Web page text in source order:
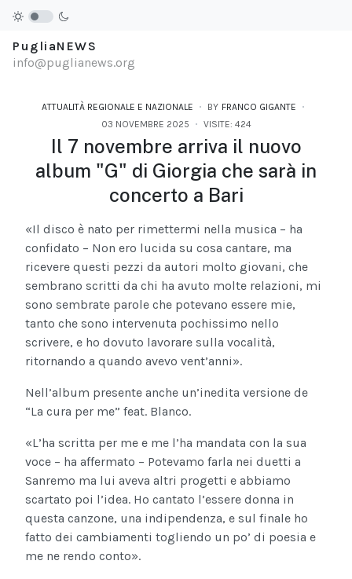
PugliaNEWS
info@puglianews.org
ATTUALITÀ REGIONALE E NAZIONALE BY FRANCO GIGANTE
03 NOVEMBRE 2025
VISITE: 424
Il 7 novembre arriva il nuovo
album "G" di Giorgia che sarà in
concerto a Bari
«Il disco è nato per rimettermi nella musica – ha
confidato – Non ero lucida su cosa cantare, ma
ricevere questi pezzi da autori molto giovani, che
sembrano scritti da chi ha avuto molte relazioni, mi
sono sembrate parole che potevano essere mie,
tanto che sono intervenuta pochissimo nello
scrivere, e ho dovuto lavorare sulla vocalità,
ritornando a quando avevo vent’anni».
Nell’album presente anche un’inedita versione de
“La cura per me” feat. Blanco.
«L’ha scritta per me e me l’ha mandata con la sua
voce – ha affermato – Potevamo farla nei duetti a
Sanremo ma lui aveva altri progetti e abbiamo
scartato poi l’idea. Ho cantato l’essere donna in
questa canzone, una indipendenza, e sul finale ho
fatto dei cambiamenti togliendo un po’ di poesia e
me ne rendo conto».